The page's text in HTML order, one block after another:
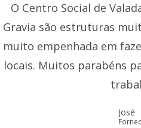
O Centro Social de
Gravia são estruturas
muito empenhada em
locais. Muitos parabéns
José